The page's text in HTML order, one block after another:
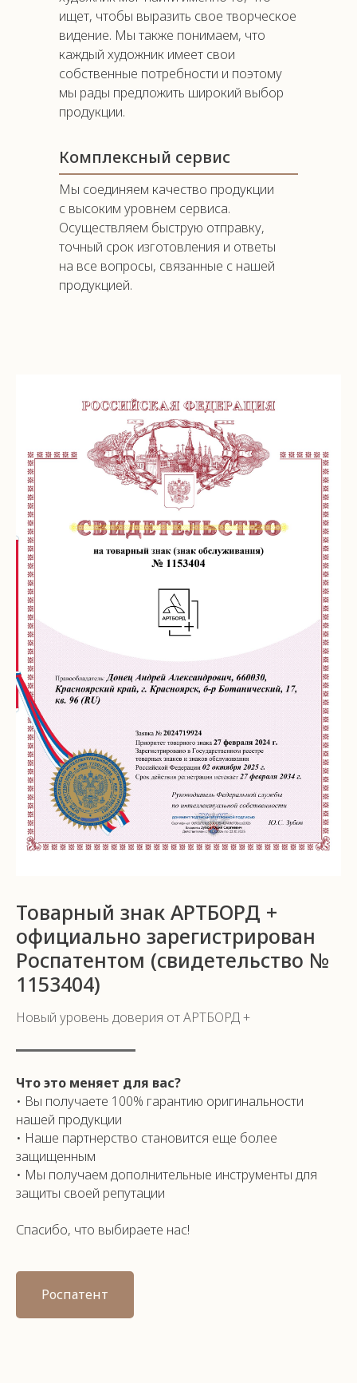
ищет, чтобы выразить свое творческое
видение. Мы также понимаем, что
каждый художник имеет свои
собственные потребности и поэтому
мы рады предложить широкий выбор
продукции.
Комплексный сервис
Мы соединяем качество продукции
с высоким уровнем сервиса.
Осуществляем быструю отправку,
точный срок изготовления и ответы
на все вопросы, связанные с нашей
продукцией.
Товарный знак АРТБОРД +
официально зарегистрирован
Роспатентом (свидетельство №
1153404)
Новый уровень доверия от АРТБОРД +
Что это меняет для вас?
• Вы получаете 100% гарантию оригинальности
нашей продукции
• Наше партнерство становится еще более
защищенным
• Мы получаем дополнительные инструменты для
защиты своей репутации
Спасибо, что выбираете нас!
Роспатент